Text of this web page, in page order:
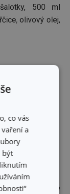
500 ml
olivový olej,
zářezy ve
co vás
a
být